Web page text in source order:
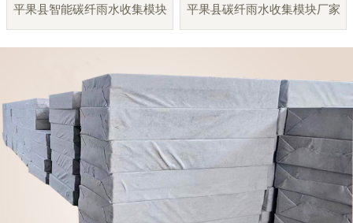
平果县智能碳纤雨水收集模块 平果县碳纤雨水收集模块厂家